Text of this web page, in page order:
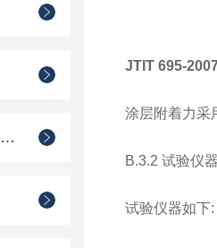
砌体工程现场检测仪器仪表
JTIT 695-
涂层附着力采
B.3.2 试验仪
试验仪器如下: